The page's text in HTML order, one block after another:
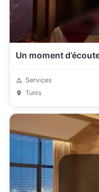
Un moment
Services
Tunis